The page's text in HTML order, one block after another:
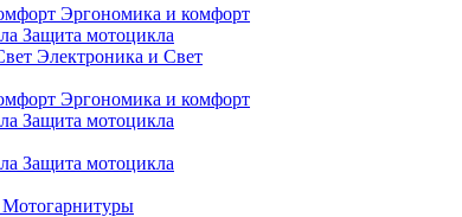
Эргономика и комфорт
Защита мотоцикла
Электроника и Свет
Эргономика и комфорт
Защита мотоцикла
Защита мотоцикла
Мотогарнитуры